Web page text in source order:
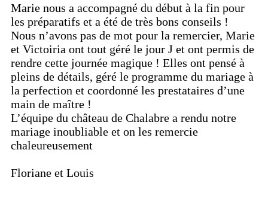
Marie nous a accompagné du début à la fin pour
les préparatifs et a été de très bons conseils !
Nous n’avons pas de mot pour la remercier, Marie
et Victoiria ont tout géré le jour J et ont permis de
rendre cette journée magique ! Elles ont pensé à
pleins de détails, géré le programme du mariage à
la perfection et coordonné les prestataires d’une
main de maître !
L’équipe du château de Chalabre a rendu notre
mariage inoubliable et on les remercie
chaleureusement
Floriane et Louis